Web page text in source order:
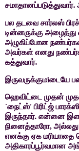
சமாதானப்படுத்துவார்.
பல தடவை சார்லஸ்
டின்னருக்கு அழைத்து
அழுகிப்போன
அவர்கள் எனது
கத்துவார்.
இருவருக்குமìடையே
ஹெவிட்டை முதன்
`நைட்ஸ்' பிரிட்ஜ்
இருந்தார். என்னை
நினைத்தாரோ,
எனக்கு ஏக மரியாதை
அதிகாரப்பூர்வமான